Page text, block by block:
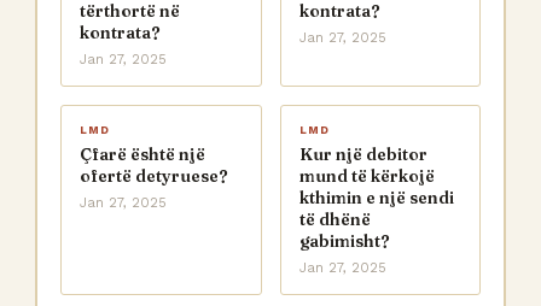
tërthortë në
kontrata?
Jan 27, 2025
kontrata?
Jan 27, 2025
LMD
Çfarë është një
ofertë detyruese?
Jan 27, 2025
LMD
Kur një debitor
mund të kërkojë
kthimin e një sendi
të dhënë
gabimisht?
Jan 27, 2025